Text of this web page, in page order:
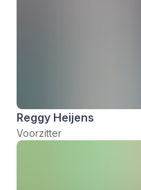
Reggy Heijens
Voorzitter